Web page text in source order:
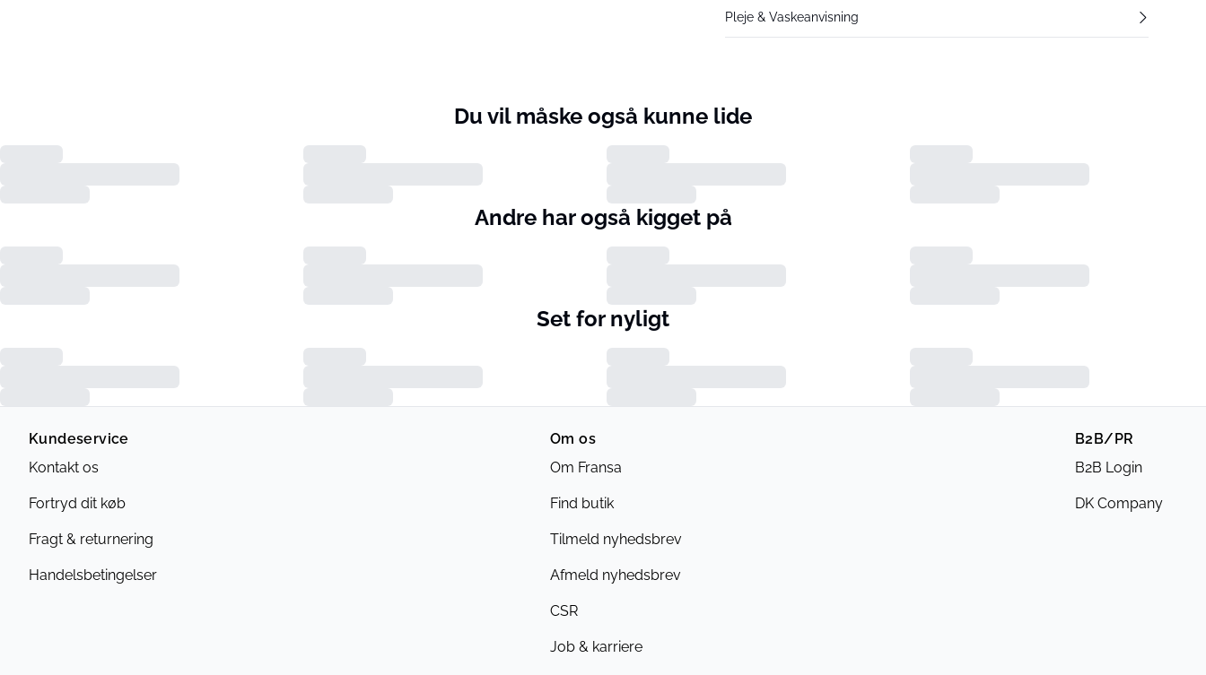
Pleje & Vaskeanvisning
Du vil måske også kunne lide
Andre har også kigget på
Set for nyligt
Kundeservice
Kontakt os
Fortryd dit køb
Fragt & returnering
Handelsbetingelser
Om os
Om Fransa
Find butik
Tilmeld nyhedsbrev
Afmeld nyhedsbrev
CSR
Job & karriere
B2B/PR
B2B Login
DK Company